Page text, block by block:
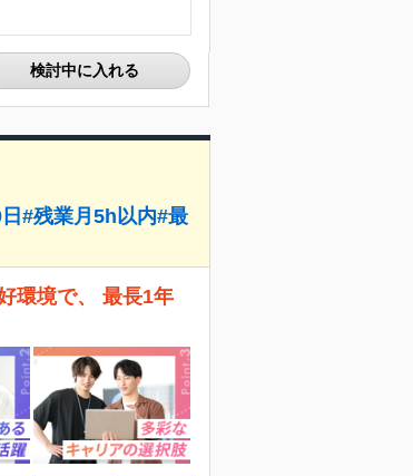
検討中に入れる
#残業月5h以内#最
環境で、 最長1年